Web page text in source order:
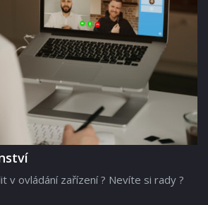
v ovládání zařízení ? Nevíte si rady ?